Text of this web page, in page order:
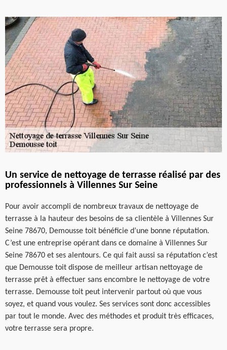
Un service de nettoyage de terrasse réalisé par des
professionnels à Villennes Sur Seine
Pour avoir accompli de nombreux travaux de nettoyage de
terrasse à la hauteur des besoins de sa clientèle à Villennes Sur
Seine 78670, Demousse toit bénéficie d’une bonne réputation.
C’est une entreprise opérant dans ce domaine à Villennes Sur
Seine 78670 et ses alentours. Ce qui fait aussi sa réputation c’est
que Demousse toit dispose de meilleur artisan nettoyage de
terrasse prêt à effectuer sans encombre le nettoyage de votre
terrasse. Demousse toit peut intervenir partout où que vous
soyez, et quand vous voulez. Ses services sont donc accessibles
par tout le monde. Avec des méthodes et produit très efficaces,
votre terrasse sera propre.